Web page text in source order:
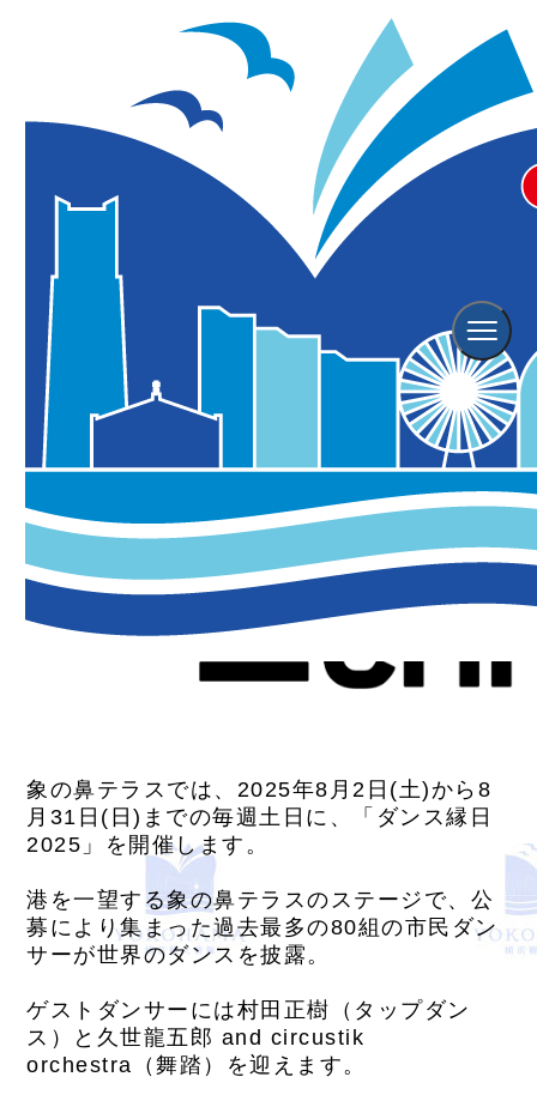
象の鼻テラス 「ダンス縁日
2025」
※こちらのイベントは終了しております。
象の鼻テラスでは、2025年8月2日(土)から8
月31日(日)までの毎週土日に、「ダンス縁日
2025」を開催します。
港を一望する象の鼻テラスのステージで、公
募により集まった過去最多の80組の市民ダン
サーが世界のダンスを披露。
ゲストダンサーには村田正樹（タップダン
ス）と久世龍五郎 and circustik
orchestra（舞踏）を迎えます。